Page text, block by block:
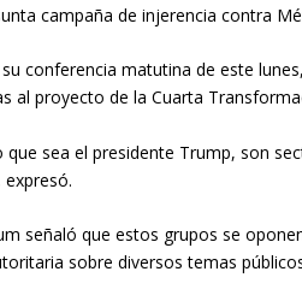
campaña de injerencia contra
conferencia matutina de este
al proyecto de la Cuarta
que sea el presidente Trump, son
expresó.
señaló que estos grupos se
sobre diversos temas